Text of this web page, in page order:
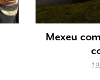
Mexeu